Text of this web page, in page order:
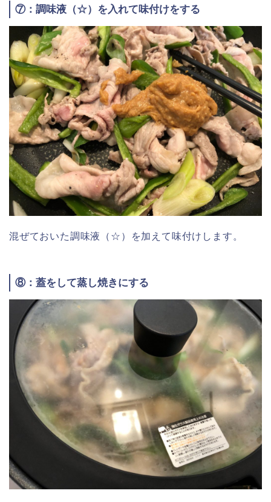
⑦：調味液（☆）を入れて味付けをする
混ぜておいた調味液（☆）を加えて味付けします。
⑧：蓋をして蒸し焼きにする